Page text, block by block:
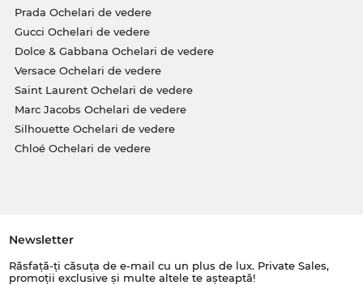
Prada Ochelari de vedere
Gucci Ochelari de vedere
Dolce & Gabbana Ochelari de vedere
Versace Ochelari de vedere
Saint Laurent Ochelari de vedere
Marc Jacobs Ochelari de vedere
Silhouette Ochelari de vedere
Chloé Ochelari de vedere
Newsletter
Răsfață-ți căsuța de e-mail cu un plus de lux. Private Sales,
promoții exclusive și multe altele te așteaptă!